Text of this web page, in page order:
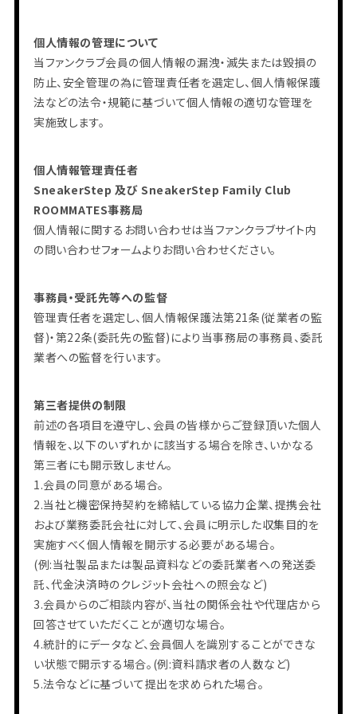
個人情報の管理について
当ファンクラブ会員の個人情報の漏洩・滅失または毀損の
防止、安全管理の為に管理責任者を選定し、個人情報保護
法などの法令・規範に基づいて個人情報の適切な管理を
実施致します。
個人情報管理責任者
SneakerStep 及び SneakerStep Family Club
ROOMMATES事務局
個人情報に関するお問い合わせは当ファンクラブサイト内
の問い合わせフォームよりお問い合わせください。
事務員・受託先等への監督
管理責任者を選定し、個人情報保護法第21条(従業者の監
督)・第22条(委託先の監督)により当事務局の事務員、委託
業者への監督を行います。
第三者提供の制限
前述の各項目を遵守し、会員の皆様からご登録頂いた個人
情報を、以下のいずれかに該当する場合を除き、いかなる
第三者にも開示致しません。
1.会員の同意がある場合。
2.当社と機密保持契約を締結している協力企業、提携会社
および業務委託会社に対して、会員に明示した収集目的を
実施すべく個人情報を開示する必要がある場合。
(例:当社製品または製品資料などの委託業者への発送委
託、代金決済時のクレジット会社への照会など)
3.会員からのご相談内容が、当社の関係会社や代理店から
回答させていただくことが適切な場合。
4.統計的にデータなど、会員個人を識別することができな
い状態で開示する場合。(例:資料請求者の人数など)
5.法令などに基づいて提出を求められた場合。